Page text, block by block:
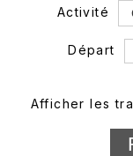
Activité
Départ
Département
Afficher les